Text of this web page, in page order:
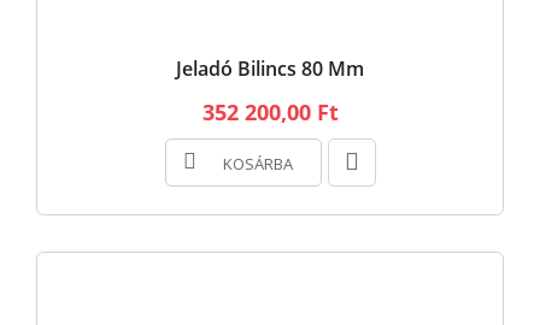
Jeladó Bilincs 80 Mm
352 200,00 Ft
KOSÁRBA